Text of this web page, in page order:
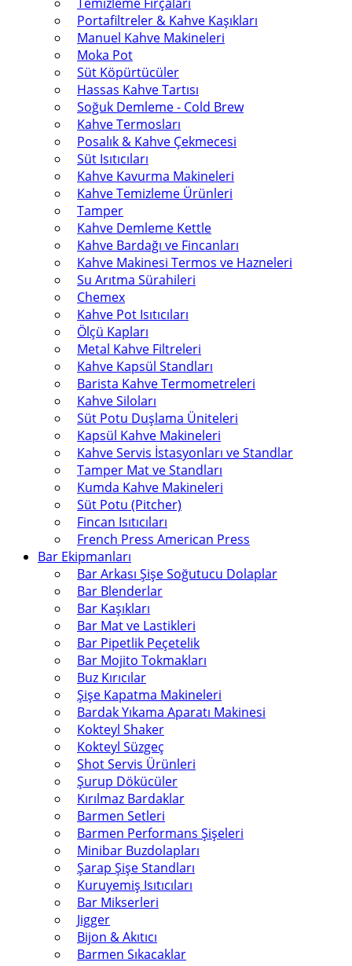
Portafiltreler & Kahve Kaşıkları
Manuel Kahve Makineleri
Moka Pot
Süt Köpürtücüler
Hassas Kahve Tartısı
Soğuk Demleme - Cold Brew
Kahve Termosları
Posalık & Kahve Çekmecesi
Süt Isıtıcıları
Kahve Kavurma Makineleri
Kahve Temizleme Ürünleri
Tamper
Kahve Demleme Kettle
Kahve Bardağı ve Fincanları
Kahve Makinesi Termos ve Hazneleri
Su Arıtma Sürahileri
Chemex
Kahve Pot Isıtıcıları
Ölçü Kapları
Metal Kahve Filtreleri
Kahve Kapsül Standları
Barista Kahve Termometreleri
Kahve Siloları
Süt Potu Duşlama Üniteleri
Kapsül Kahve Makineleri
Kahve Servis İstasyonları ve Standlar
Tamper Mat ve Standları
Kumda Kahve Makineleri
Süt Potu (Pitcher)
Fincan Isıtıcıları
French Press American Press
Bar Ekipmanları
Bar Arkası Şişe Soğutucu Dolaplar
Bar Blenderlar
Bar Kaşıkları
Bar Mat ve Lastikleri
Bar Pipetlik Peçetelik
Bar Mojito Tokmakları
Buz Kırıcılar
Şişe Kapatma Makineleri
Bardak Yıkama Aparatı Makinesi
Kokteyl Shaker
Kokteyl Süzgeç
Shot Servis Ürünleri
Şurup Dökücüler
Kırılmaz Bardaklar
Barmen Setleri
Barmen Performans Şişeleri
Minibar Buzdolapları
Şarap Şişe Standları
Kuruyemiş Isıtıcıları
Bar Mikserleri
Jigger
Bijon & Akıtıcı
Barmen Sıkacaklar